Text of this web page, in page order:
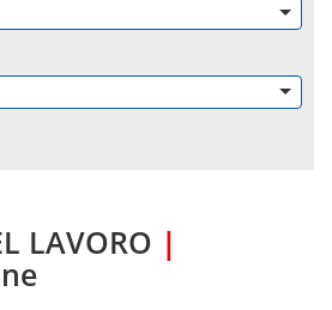
LAVORO |